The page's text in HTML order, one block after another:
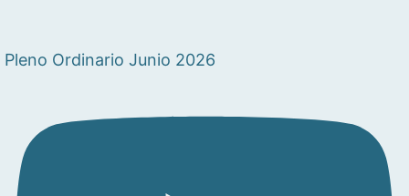
Pleno Ordinario Junio 2026